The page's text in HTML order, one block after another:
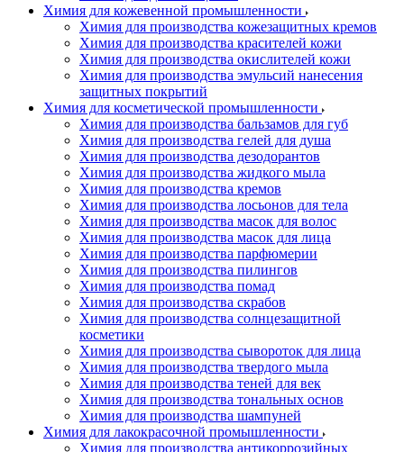
Химия для кожевенной промышленности
Химия для производства кожезащитных кремов
Химия для производства красителей кожи
Химия для производства окислителей кожи
Химия для производства эмульсий нанесения
защитных покрытий
Химия для косметической промышленности
Химия для производства бальзамов для губ
Химия для производства гелей для душа
Химия для производства дезодорантов
Химия для производства жидкого мыла
Химия для производства кремов
Химия для производства лосьонов для тела
Химия для производства масок для волос
Химия для производства масок для лица
Химия для производства парфюмерии
Химия для производства пилингов
Химия для производства помад
Химия для производства скрабов
Химия для производства солнцезащитной
косметики
Химия для производства сывороток для лица
Химия для производства твердого мыла
Химия для производства теней для век
Химия для производства тональных основ
Химия для производства шампуней
Химия для лакокрасочной промышленности
Химия для производства антикоррозийных